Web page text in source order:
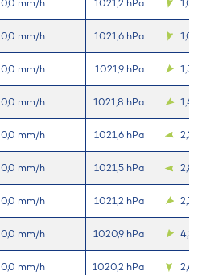
0,0 mm/h 1021,2 hPa 1,0
0,0 mm/h 1021,6 hPa 1,0
0,0 mm/h 1021,9 hPa 1,5
0,0 mm/h 1021,8 hPa 1,4
0,0 mm/h 1021,6 hPa 2,3
0,0 mm/h 1021,5 hPa 2,8
0,0 mm/h 1021,2 hPa 2,7
0,0 mm/h 1020,9 hPa 4,3
0,0 mm/h 1020,2 hPa 2,4